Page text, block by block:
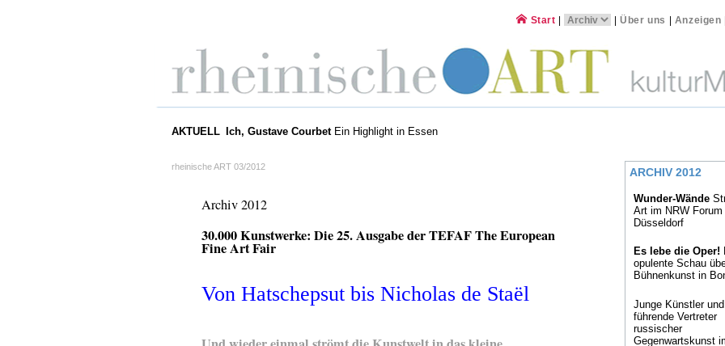
Start |Über uns Anzeigen
AKTUELL Ich, Gustave CourbetEin Highlight in Essen
rheinische ART 03/2012
Archiv 2012
30.000 Kunstwerke: Die 25. Ausgabe der TEFAF The European
Fine Art Fair
Von Hatschepsut bis Nicholas de Staël
ARCHIV 2012
Wunder-Wände
Art im NRW Forum
Düsseldorf
Es lebe die Oper!
opulente Schau
Bühnenkunst in
Junge Künstler und
führende Vertreter
russischer
Gegenwartskunst